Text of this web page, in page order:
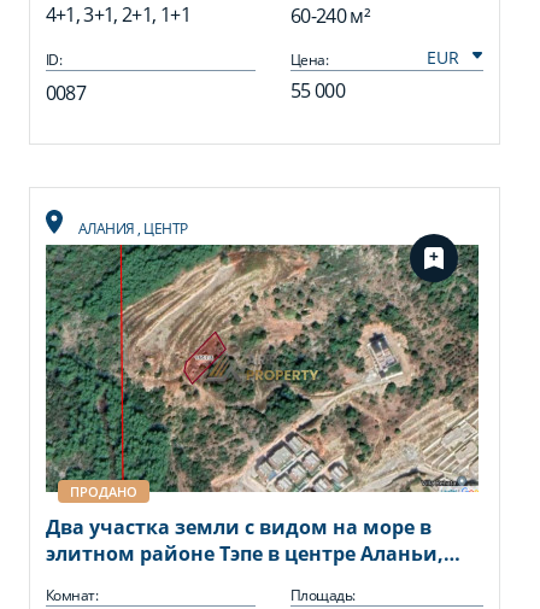
4+1, 3+1, 2+1, 1+1 60-240 м²
ID:
0087
Цена:
55 000
АЛАНИЯ, ЦЕНТР
ПРОДАНО
Два участка земли с видом на море в
элитном районе Тэпе в центре Аланьи,
Комнат: Площадь: